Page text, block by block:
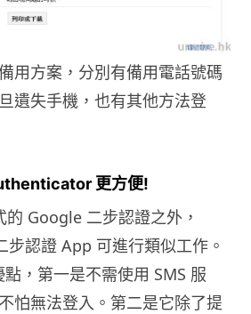
用方案，分別有備用電話號碼
遺失手機，也有其他方法登
更方便!
的 Google 二步認證之外，
認證 App 可進行類似工作。
，第一是不需使用 SMS 服
怕無法登入。第二是它除了提